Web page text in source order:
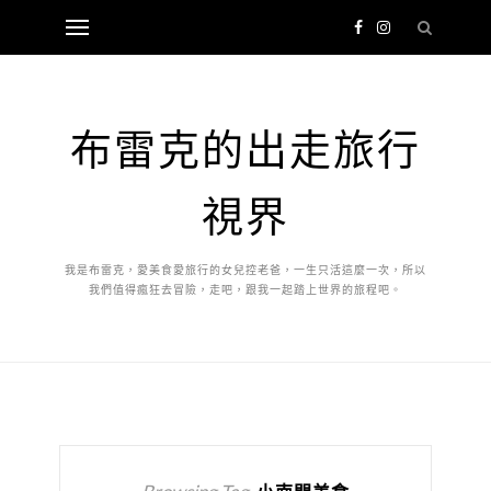
布雷克的出走旅行
視界
我是布雷克，愛美食愛旅行的女兒控老爸，一生只活這麼一次，所以
我們值得瘋狂去冒險，走吧，跟我一起踏上世界的旅程吧。